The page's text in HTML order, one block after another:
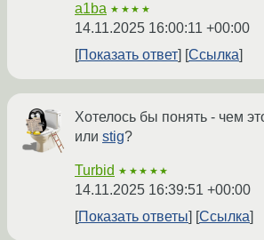
a1ba ★★★★
14.11.2025 16:00:11 +00:00
Показать ответ
Ссылка
Хотелось бы понять - чем
или stig?
Turbid ★★★★★
14.11.2025 16:39:51 +00:00
Показать ответы
Ссылка